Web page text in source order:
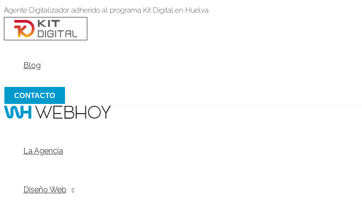
Ir
al
contenido
Agente Digitalizador adherido al programa Kit Digital en Huelva
Blog
CONTACTO
La Agencia
Diseño Web
menú
menú
menú